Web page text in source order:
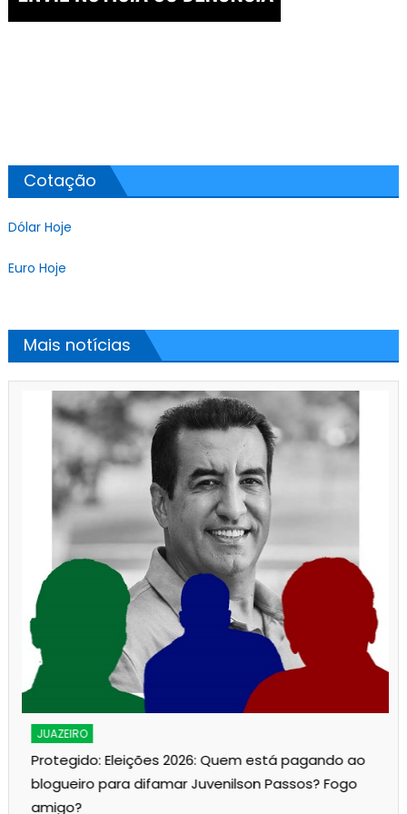
Cotação
Dólar Hoje
Euro Hoje
Mais notícias
JUAZEIRO
Protegido: Eleições 2026: Quem está pagando ao
blogueiro para difamar Juvenilson Passos? Fogo
amigo?